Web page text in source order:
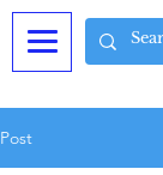
Post